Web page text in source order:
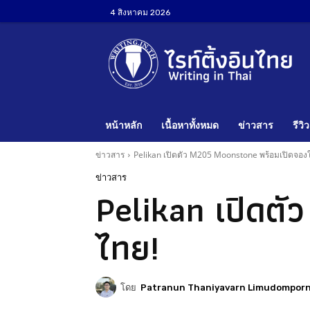
4 สิงหาคม 2026
หน้าหลัก เนื้อหาทั้งหมด ข่าวสาร รีวิว
ข่าวสาร Pelikan เปิดตัว M205 Moonstone พร้อมเปิดจอง
ข่าวสาร
Pelikan เปิดตั
ไทย!
โดย Patranun Thaniyavarn